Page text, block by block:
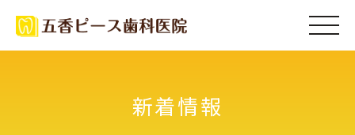
新着情報